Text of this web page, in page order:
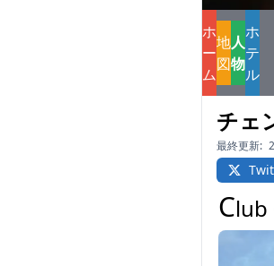
ホ
ー
ム
地
図
人
物
ホ
テ
ル
チェ
最終更新:
Club